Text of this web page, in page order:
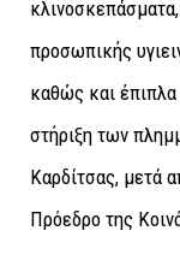
προσωπικής
καθώς και έπιπλα
στήριξη των
Καρδίτσας, μετά
Πρόεδρο της